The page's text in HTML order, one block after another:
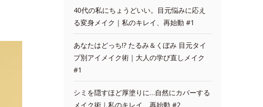
40代の私にちょうどいい。目元悩みに応え
る変身メイク｜私のキレイ、再始動 #1
あなたはどっち!? たるみ＆くぼみ 目元タイ
プ別アイメイク術｜大人の学び直しメイク
#1
シミを隠すほど厚塗りに…自然にカバーする
メイク術｜私のキレイ、再始動 #2